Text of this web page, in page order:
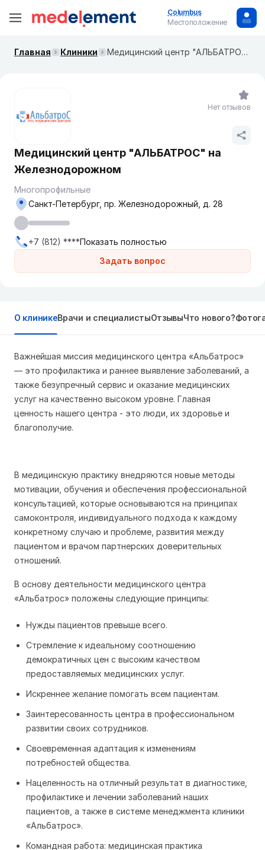
Columbus
Местоположение
Главная Клиники Медицинский центр "АЛЬБАТРОС" на Железнодорожном
Медицинский центр "АЛЬБАТРОС" на
Железнодорожном
Многопрофильные
Задать вопрос
Санкт-Петербург, пр. Железнодорожный, д. 28
+7 (812) ****Показать полностью
Нет отзывов
О клиникеВрачи и специалистыОтзывыЧто нового?
Важнейшая миссия медицинского центра «Альбатрос»
— это профилактика и раннее выявление заболеваний, а
также безупречный сервис и оказание медицинских
услуг на качественно высоком уровне. Главная
ценность нашего центра - это люди, их здоровье и
благополучие.
В медицинскую практику внедряются новые методы
мотивации, обучения и обеспечения профессиональной
консультацией, которые основываются на принципах
самоконтроля, индивидуального подхода к каждому
конкретному случаю и проблеме, развития между
пациентом и врачом партнерских доверительных
отношений.
В основу деятельности медицинского центра
«Альбатрос» положены следующие принципы:
Нужды пациентов превыше всего.
Стремление к идеальному соотношению
демократичных цен с высоким качеством
предоставляемых медицинских услуг.
Искреннее желание помогать всем пациентам.
Заинтересованность центра в профессиональном
развитии своих сотрудников.
Своевременная адаптация к изменениям
потребностей общества.
Нацеленность на отличный результат в диагностике,
профилактике и лечении заболеваний наших
пациентов, а также в системе менеджмента клиники
«Альбатрос».
Командная работа: медицинская практика